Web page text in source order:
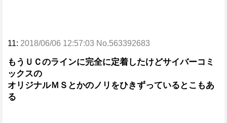
11: 2018/06/06 12:57:03 No.563392683
もうＵＣのラインに完全に定着したけどサイバーコミ
ックスの
オリジナルＭＳとかのノリをひきずっているとこもあ
る